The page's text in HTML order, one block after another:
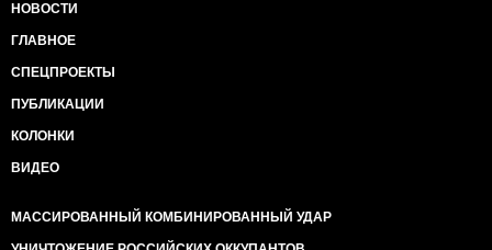
НОВОСТИ
ГЛАВНОЕ
СПЕЦПРОЕКТЫ
ПУБЛИКАЦИИ
КОЛОНКИ
ВИДЕО
МАССИРОВАННЫЙ КОМБИНИРОВАННЫЙ УДАР